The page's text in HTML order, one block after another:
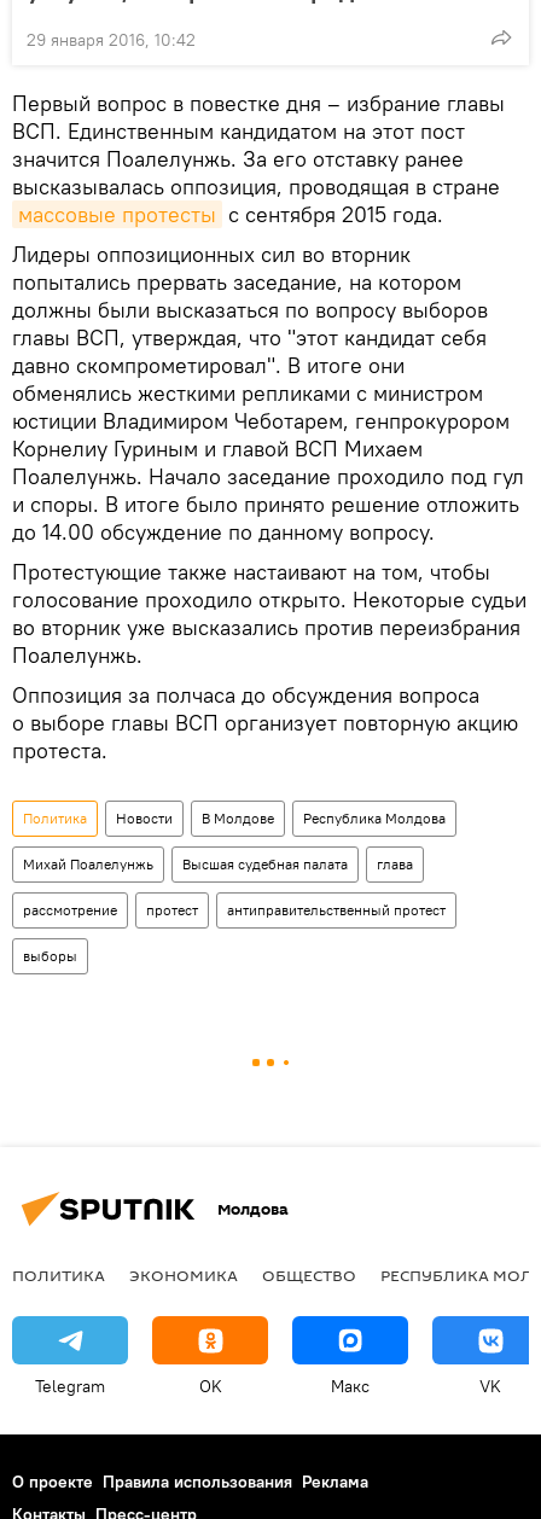
29 января 2016, 10:42
Первый вопрос в повестке дня – избрание главы
ВСП. Единственным кандидатом на этот пост
значится Поалелунжь. За его отставку ранее
высказывалась оппозиция, проводящая в стране
массовые протесты с сентября 2015 года.
Лидеры оппозиционных сил во вторник
попытались прервать заседание, на котором
должны были высказаться по вопросу выборов
главы ВСП, утверждая, что "этот кандидат себя
давно скомпрометировал". В итоге они
обменялись жесткими репликами с министром
юстиции Владимиром Чеботарем, генпрокурором
Корнелиу Гуриным и главой ВСП Михаем
Поалелунжь. Начало заседание проходило под гул
и споры. В итоге было принято решение отложить
до 14.00 обсуждение по данному вопросу.
Протестующие также настаивают на том, чтобы
голосование проходило открыто. Некоторые судьи
во вторник уже высказались против переизбрания
Поалелунжь.
Оппозиция за полчаса до обсуждения вопроса
о выборе главы ВСП организует повторную акцию
протеста.
Политика Новости В Молдове Республика Молдова
Михай Поалелунжь Высшая судебная палата глава
рассмотрение протест антиправительственный протест
выборы
Молдова
ПОЛИТИКА ЭКОНОМИКА ОБЩЕСТВО РЕСПУБЛИКА
Telegram OK Макс VK
О проекте Правила использования Реклама
Контакты Пресс-центр